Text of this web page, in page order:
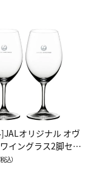
オリジナル オヴ
イングラス2脚セッ
ワイン）
税込）